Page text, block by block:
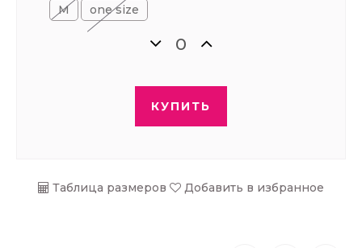
М one size
КУПИТЬ
Таблица размеров Добавить в избранное